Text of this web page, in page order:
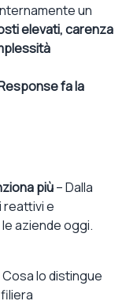
un
elevati,carenza
fa la
più–Dalla
e
aziende oggi.
Cosalo distingue
filiera